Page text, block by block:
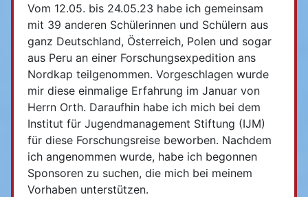
Vom 12.05. bis 24.05.23 habe ich gemeinsam
mit 39 anderen Schülerinnen und Schülern aus
ganz Deutschland, Österreich, Polen und sogar
aus Peru an einer Forschungsexpedition ans
Nordkap teilgenommen. Vorgeschlagen wurde
mir diese einmalige Erfahrung im Januar von
Herrn Orth. Daraufhin habe ich mich bei dem
Institut für Jugendmanagement Stiftung (IJM)
für diese Forschungsreise beworben. Nachdem
ich angenommen wurde, habe ich begonnen
Sponsoren zu suchen, die mich bei meinem
Vorhaben unterstützen.